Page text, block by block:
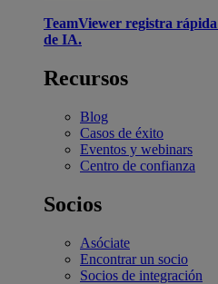
TeamViewer registra rápida
de IA.
Recursos
Blog
Casos de éxito
Eventos y webinars
Centro de confianza
Socios
Asóciate
Encontrar un socio
Socios de integración